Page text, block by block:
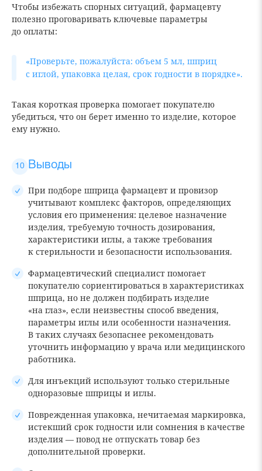
Чтобы избежать спорных ситуаций, фармацевту
полезно проговаривать ключевые параметры
до оплаты:
«Проверьте, пожалуйста: объем 5 мл, шприц
с иглой, упаковка целая, срок годности в порядке».
Такая короткая проверка помогает покупателю
убедиться, что он берет именно то изделие, которое
ему нужно.
Выводы
При подборе шприца фармацевт и провизор
учитывают комплекс факторов, определяющих
условия его применения: целевое назначение
изделия, требуемую точность дозирования,
характеристики иглы, а также требования
к стерильности и безопасности использования.
Фармацевтический специалист помогает
покупателю сориентироваться в характеристиках
шприца, но не должен подбирать изделие
«на глаз», если неизвестны способ введения,
параметры иглы или особенности назначения.
В таких случаях безопаснее рекомендовать
уточнить информацию у врача или медицинского
работника.
Для инъекций используют только стерильные
одноразовые шприцы и иглы.
Поврежденная упаковка, нечитаемая маркировка,
истекший срок годности или сомнения в качестве
изделия — повод не отпускать товар без
дополнительной проверки.